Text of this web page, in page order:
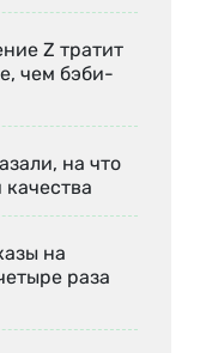
Z тратит
чем бэби-
на что
на
раза